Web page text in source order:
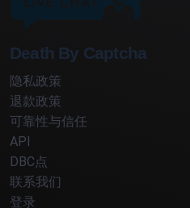
Death By Captcha
隐私政策
退款政策
可靠性与信任
API
DBC点
联系我们
登录